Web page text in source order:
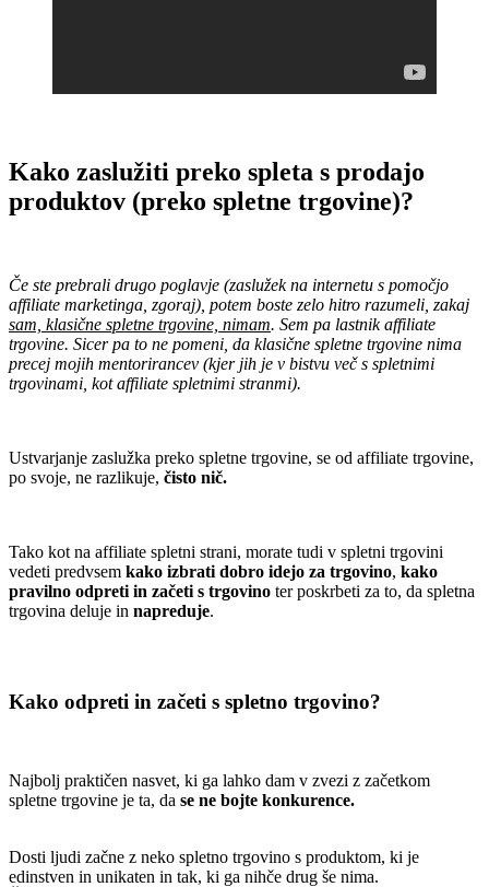
Kako zaslužiti preko spleta s prodajo
produktov (preko spletne trgovine)?
Če ste prebrali drugo poglavje (zaslužek na internetu s pomočjo
affiliate marketinga, zgoraj), potem boste zelo hitro razumeli, zakaj
sam, klasične spletne trgovine, nimam. Sem pa lastnik affiliate
trgovine. Sicer pa to ne pomeni, da klasične spletne trgovine nima
precej mojih mentorirancev (kjer jih je v bistvu več s spletnimi
trgovinami, kot affiliate spletnimi stranmi).
Ustvarjanje zaslužka preko spletne trgovine, se od affiliate trgovine,
po svoje, ne razlikuje, čisto nič.
Tako kot na affiliate spletni strani, morate tudi v spletni trgovini
vedeti predvsem kako izbrati dobro idejo za trgovino, kako
pravilno odpreti in začeti s trgovino ter poskrbeti za to, da spletna
trgovina deluje in napreduje.
Kako odpreti in začeti s spletno trgovino?
Najbolj praktičen nasvet, ki ga lahko dam v zvezi z začetkom
spletne trgovine je ta, da se ne bojte konkurence.
Dosti ljudi začne z neko spletno trgovino s produktom, ki je
edinstven in unikaten in tak, ki ga nihče drug še nima.